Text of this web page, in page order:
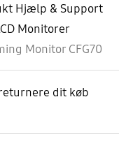
Hjælp & Support
Monitorer
Monitor CFG70
dit køb